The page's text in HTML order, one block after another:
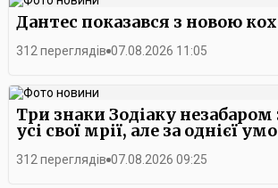
Дантес показався з новою
312 переглядів 07.08.2026 11:05
Три знаки Зодіаку незабаром
усі свої мрії, але за однієї
312 переглядів 07.08.2026 09:25